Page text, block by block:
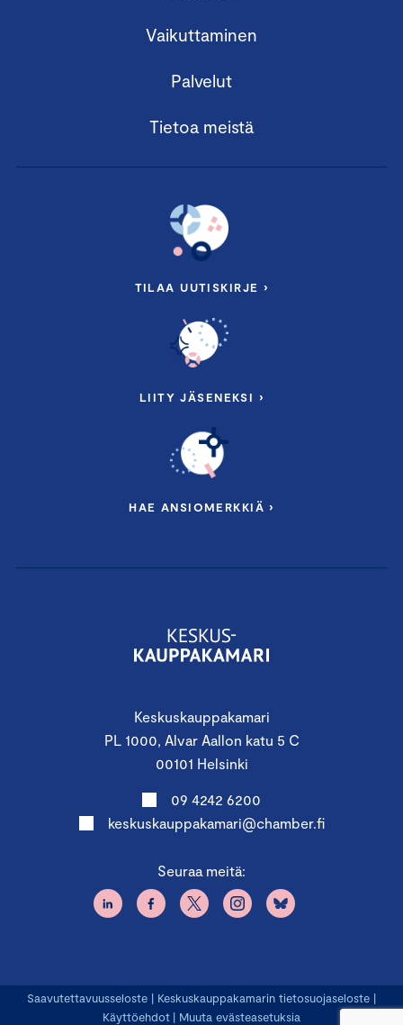
Keskuskauppakamari
PL 1000, Alvar Aallon katu 5 C
00101 Helsinki
09 4242 6200
keskuskauppakamari@chamber.fi
Seuraa meitä:
Vaikuttaminen
Palvelut
Tietoa meistä
TILAA UUTISKIRJE ›
LIITY JÄSENEKSI ›
HAE ANSIOMERKKIÄ ›
Saavutettavuusseloste | Keskuskauppakamarin tietosuojaseloste |
Käyttöehdot | Muuta evästeasetuksia